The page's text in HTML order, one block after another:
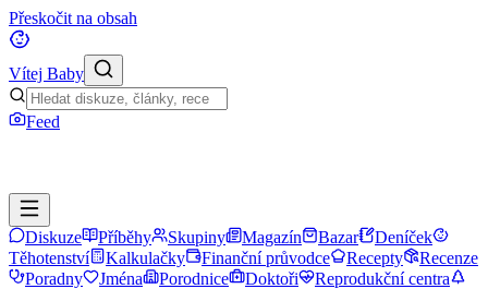
Přeskočit na obsah
Vítej Baby
Feed
Diskuze Příběhy Skupiny Magazín Bazar
Deníček
Těhotenství
Kalkulačky Finanční průvodce Recepty
Recenze
Poradny
Jména Porodnice Doktoři
Reprodukční centra